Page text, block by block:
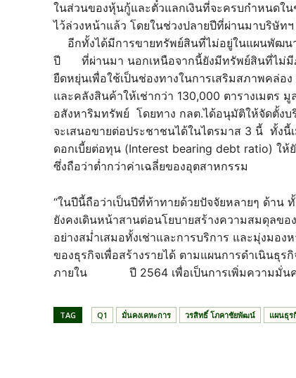
ในส่วนของหุ้นกู้และตั๋วแลกเงินที่จะครบกำหนดใ
ไว้ล่วงหน้าแล้ว โดยในช่วงปลายปีที่ผ่านมาบริษัท
อีกทั้งได้มีการขายทรัพย์สินที่ไม่อยู่ในแผนพัฒน
ปี ที่ผ่านมา นอกเหนือจากนี้ยังมีทรัพย์สินที่ไม่มี
ยืดหยุ่นเพื่อใช้เป็นช่องทางในการเสริมสภาพคล่อ
และคลังสินค้าให้เช่ากว่า 130,000 ตารางเมตร
อสังหาริมทรัพย์ โดยทาง กลต.ได้อนุมัติให้จัดตั้งบ
จะเสนอขายต่อประชาชนได้ในไตรมาส 3 นี้ ทั้ง
ดอกเบี้ยต่อทุน (Interest bearing debt ratio) ให้
ซึ่งถือว่าต่ำกว่าค่าเฉลี่ยของอุตสาหกรรม
“ในปีนี้ถือว่าเป็นปีที่ท้าทายด้วยปัจจัยหลายๆ ด้าน
ยังคงเดินหน้าสานต่อนโยบายสร้างความสมดุลข
อย่างสม่ำเสมอทั้งเช่าและการบริการ และมุ่งมอ
ของธุรกิจเพื่อสร้างรายได้ ตามแผนการดำเนินธุ
ภายใน ปี 2564 เพื่อเป็นการเพิ่มความมั่นคง
TAG Q1 มั่นคงเคหะการ วรสิทธิ์ โภคาชัยพัฒน์ แผนธุร